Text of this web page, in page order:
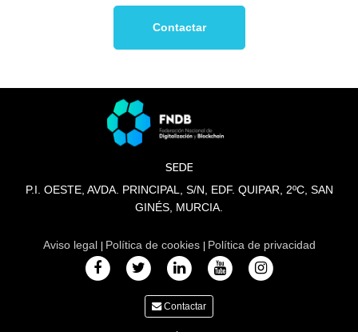
Contactar
SEDE
P.I. OESTE, AVDA. PRINCIPAL, S/N, EDF. QUIPAR, 2ºC, SAN
GINÉS, MURCIA.
Aviso legal | Política de cookies | Política de privacidad
Contactar